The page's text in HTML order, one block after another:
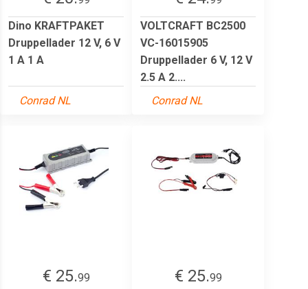
Dino KRAFTPAKET
Druppellader 12 V, 6 V
1 A 1 A
Conrad NL
VOLTCRAFT BC2500
VC-16015905
Druppellader 6 V, 12 V
2.5 A 2....
Conrad NL
€ 25.99 € 25.99